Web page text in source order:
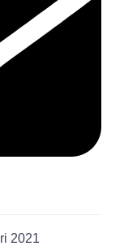
2021